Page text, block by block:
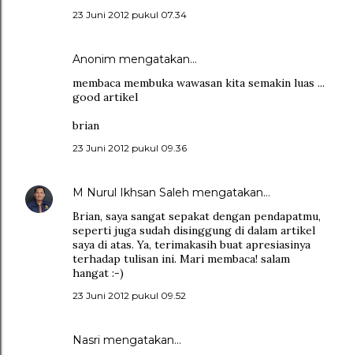
23 Juni 2012 pukul 07.34
Anonim mengatakan…
membaca membuka wawasan kita semakin luas ...
good artikel
brian
23 Juni 2012 pukul 09.36
M Nurul Ikhsan Saleh mengatakan…
Brian, saya sangat sepakat dengan pendapatmu,
seperti juga sudah disinggung di dalam artikel
saya di atas. Ya, terimakasih buat apresiasinya
terhadap tulisan ini. Mari membaca! salam
hangat :-)
23 Juni 2012 pukul 09.52
Nasri mengatakan…